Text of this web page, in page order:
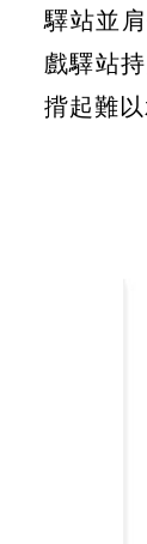
驛站並
戲驛站
揹起難以